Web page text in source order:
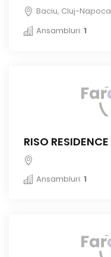
Baciu, Cluj-Napoca
Ansambluri: 1
RISO RESIDENCE
Ansambluri: 1